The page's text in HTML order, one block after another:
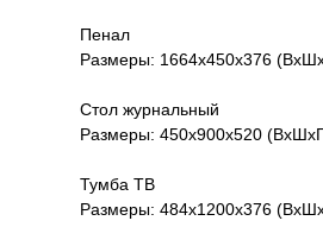
Пенал
Размеры: 1664х450х376
Стол журнальный
Размеры: 450х900х520
Тумба ТВ
Размеры: 484х1200х376